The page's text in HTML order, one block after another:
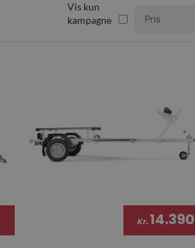
Vis kun
kampagne
Kr.14.390